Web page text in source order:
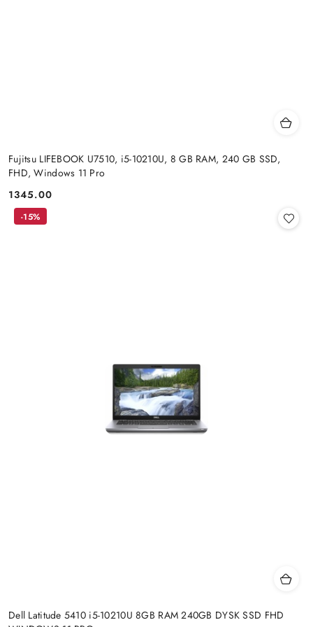
Fujitsu LIFEBOOK U7510, i5-10210U, 8 GB RAM, 240 GB SSD,
FHD, Windows 11 Pro
Cena:
1345.00
Dell Latitude 5410 i5-10210U 8GB RAM 240GB DYSK SSD FHD
-15%